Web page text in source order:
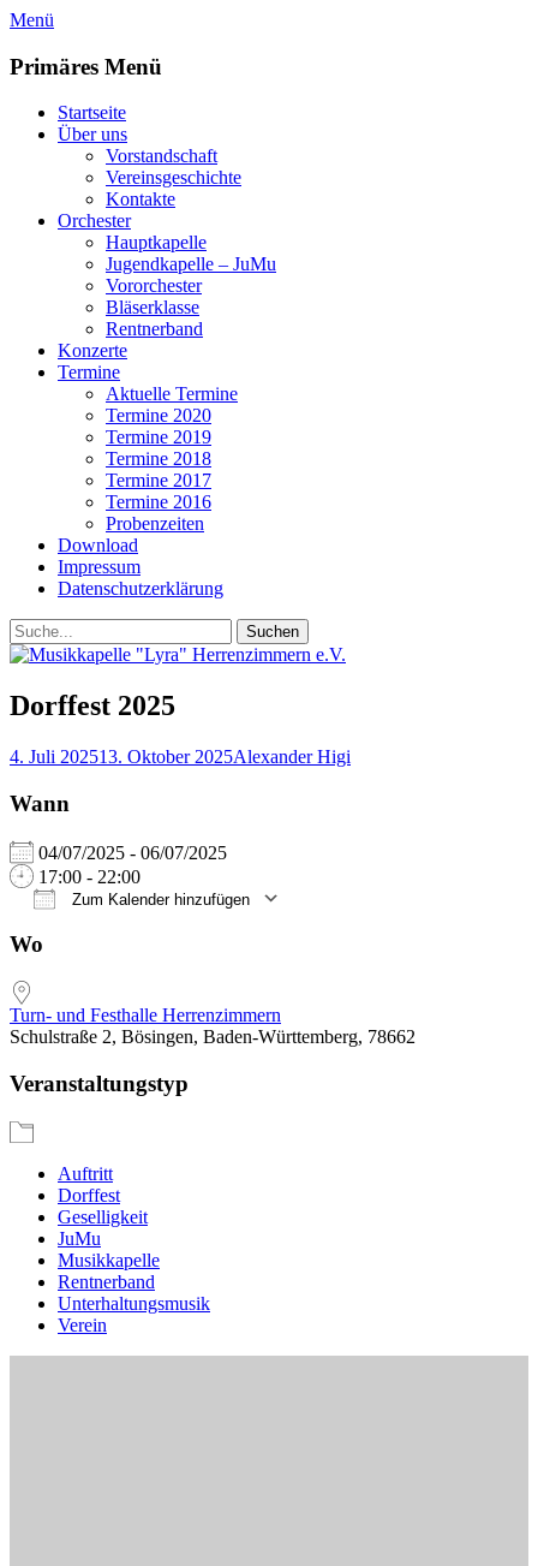
Zum
springen
Menü
Primäres Menü
Startseite
Über uns
Vorstandschaft
Vereinsgeschichte
Kontakte
Orchester
Hauptkapelle
Jugendkapelle – JuMu
Vororchester
Bläserklasse
Rentnerband
Konzerte
Termine
Aktuelle Termine
Termine 2020
Termine 2019
Termine 2018
Termine 2017
Termine 2016
Probenzeiten
Download
Impressum
Datenschutzerklärung
Suchen
Suchen
nach:
Dorffest 2025
Posted
4. Juli 202513. Oktober 2025Autor
Alexander Higi
Wann
04/07/2025 - 06/07/2025
17:00 - 22:00
Zum Kalender hinzufügen
Wo
Turn- und Festhalle Herrenzimmern
Schulstraße 2, Bösingen, Baden-Württemberg, 78662
Veranstaltungstyp
Auftritt
Dorffest
Geselligkeit
JuMu
Musikkapelle
Rentnerband
Unterhaltungsmusik
Verein